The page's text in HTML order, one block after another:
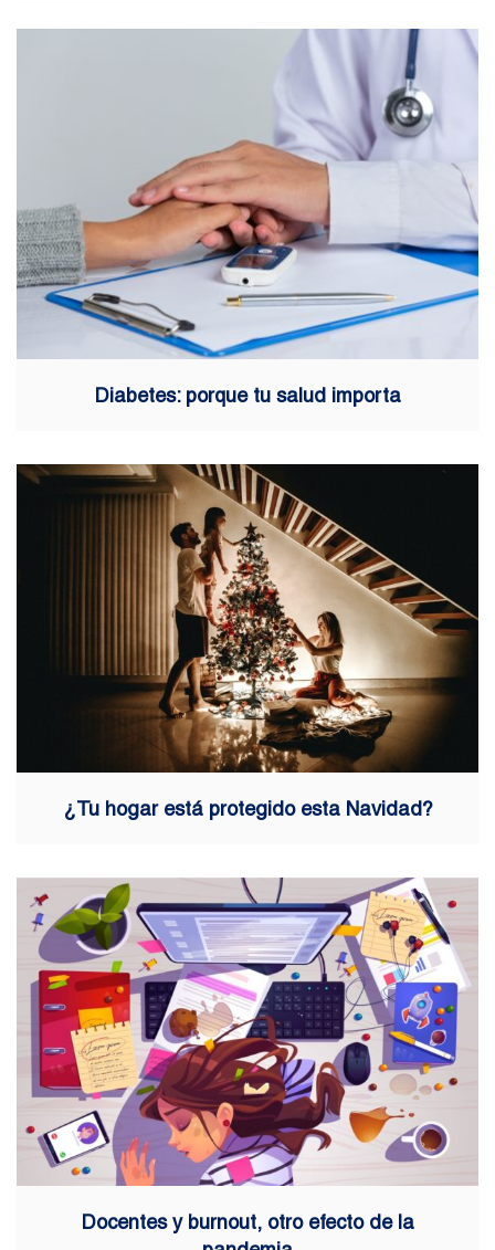
Diabetes: porque tu salud importa
¿Tu hogar está protegido esta Navidad?
Docentes y burnout, otro efecto de la